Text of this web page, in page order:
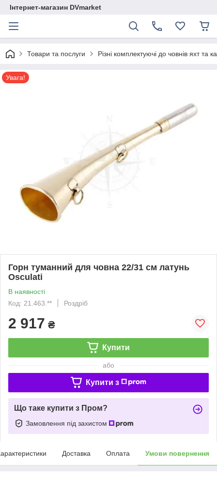
Інтернет-магазин DVmarket
Товари та послуги Різні комплектуючі до човнів яхт та
Увага!
Горн туманний для човна 22/31 см латунь
Osculati
В наявності
Код: 21.463.**
Роздріб
2 917 ₴
Купити
або
Купити з
Що таке купити з Пром?
Замовлення під захистом
Доставка Оплата Умови повернення